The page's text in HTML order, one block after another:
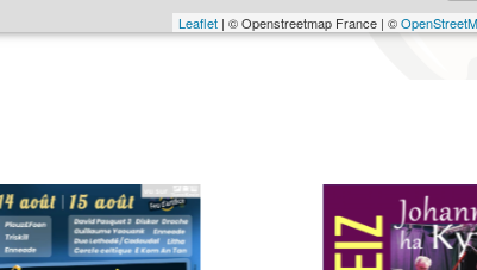
Leaflet| © Openstreetmap France | ©